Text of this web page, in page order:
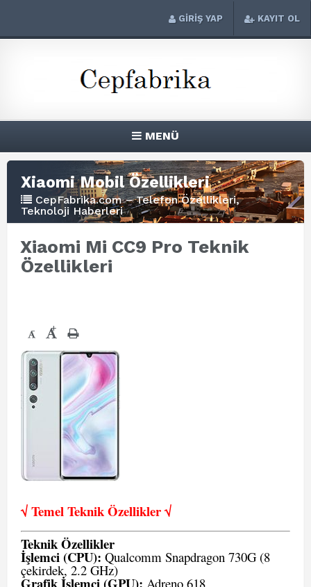
GİRİŞ YAP KAYIT OL
MENÜ
Xiaomi Mobil Özellikleri
CepFabrika.com – Telefon Özellikleri,
Teknoloji Haberleri
Xiaomi Mi CC9 Pro Teknik
Özellikleri
- +
√ Temel Teknik Özellikler √
Teknik Özellikler
İşlemci (CPU): Qualcomm Snapdragon 730G (8
çekirdek, 2.2 GHz)
Grafik İşlemci (GPU): Adreno 618